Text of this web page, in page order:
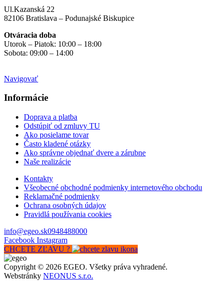
Ul.Kazanská 22
82106 Bratislava – Podunajské Biskupice
Otváracia doba
Utorok – Piatok: 10:00 – 18:00
Sobota: 09:00 – 14:00
Navigovať
Informácie
Doprava a platba
Odstúpiť od zmluvy TU
Ako posielame tovar
Často kladené otázky
Ako správne objednať dvere a zárubne
Naše realizácie
Kontakty
Všeobecné obchodné podmienky internetového obchodu
Reklamačné podmienky
Ochrana osobných údajov
Pravidlá používania cookies
info@egeo.sk0948488000
Facebook Instagram
CHCETE ZĽAVU ?
Copyright © 2026 EGEO. Všetky práva vyhradené.
Webstránky NEONUS s.r.o.